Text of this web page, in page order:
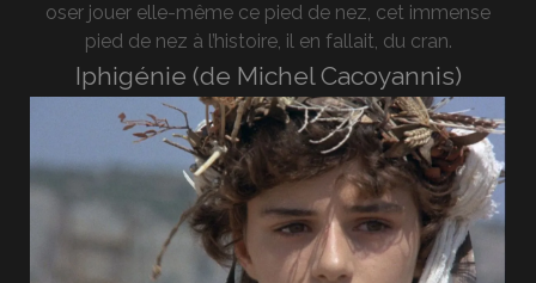
oser jouer elle-même ce pied de nez, cet immense
pied de nez à l’histoire, il en fallait, du cran.
Iphigénie (de Michel Cacoyannis)